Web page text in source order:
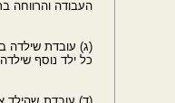
העבודה והרווחה
(ג) עובדת שילדה
כל ילד נוסף